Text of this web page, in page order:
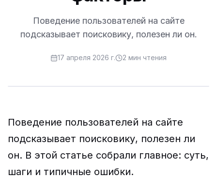
Поведение пользователей на сайте
подсказывает поисковику, полезен ли он.
17 апреля 2026 г. 2 мин чтения
Поведение пользователей на сайте
подсказывает поисковику, полезен ли
он. В этой статье собрали главное: суть,
шаги и типичные ошибки.